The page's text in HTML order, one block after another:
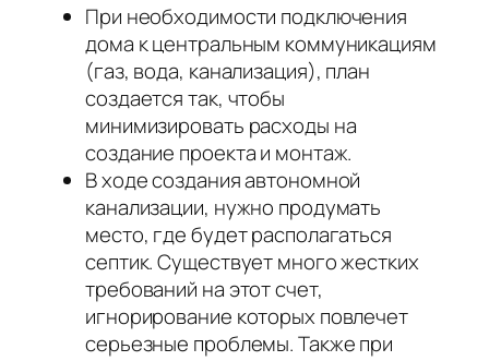
При необходимости подключения
дома к центральным коммуникациям
(газ, вода, канализация), план
создается так, чтобы
минимизировать расходы на
создание проекта и монтаж.
В ходе создания автономной
канализации, нужно продумать
место, где будет располагаться
септик. Существует много жестких
требований на этот счет,
игнорирование которых повлечет
серьезные проблемы. Также при